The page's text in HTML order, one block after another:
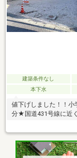
建築条件なし
本下水
値下げしました！！
分★国道431号線に近